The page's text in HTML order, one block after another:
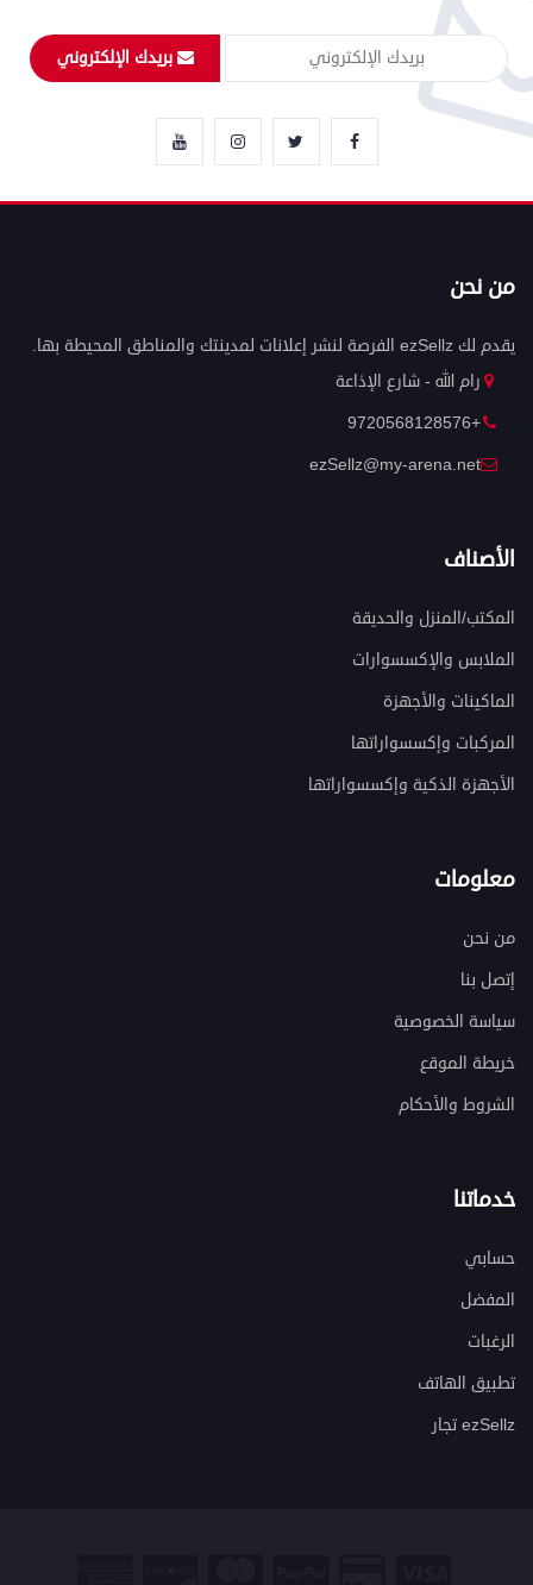
بريدك الإلكتروني
من نحن
يقدم لك ezSellz الفرصة لنشر إعلانات لمدينتك والمناطق المحيطة بها.
رام الله - شارع الإذاعة
+9720568128576
ezSellz@my-arena.net
الأصناف
المكتب/المنزل والحديقة
الملابس والإكسسوارات
الماكينات والأجهزة
المركبات وإكسسواراتها
الأجهزة الذكية وإكسسواراتها
معلومات
من نحن
إتصل بنا
سياسة الخصوصية
خريطة الموقع
الشروط والأحكام
خدماتنا
حسابي
المفضل
الرغبات
تطبيق الهاتف
ezSellz تجار